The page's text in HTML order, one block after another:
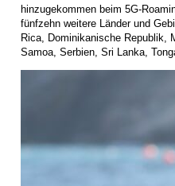
hinzugekommen beim 5G-
fünfzehn weitere Länder und
Rica, Dominikanische Republik,
Samoa, Serbien, Sri Lanka,